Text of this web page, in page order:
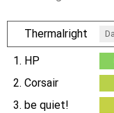
Thermalright
1. HP
2. Corsair
3. be quiet!